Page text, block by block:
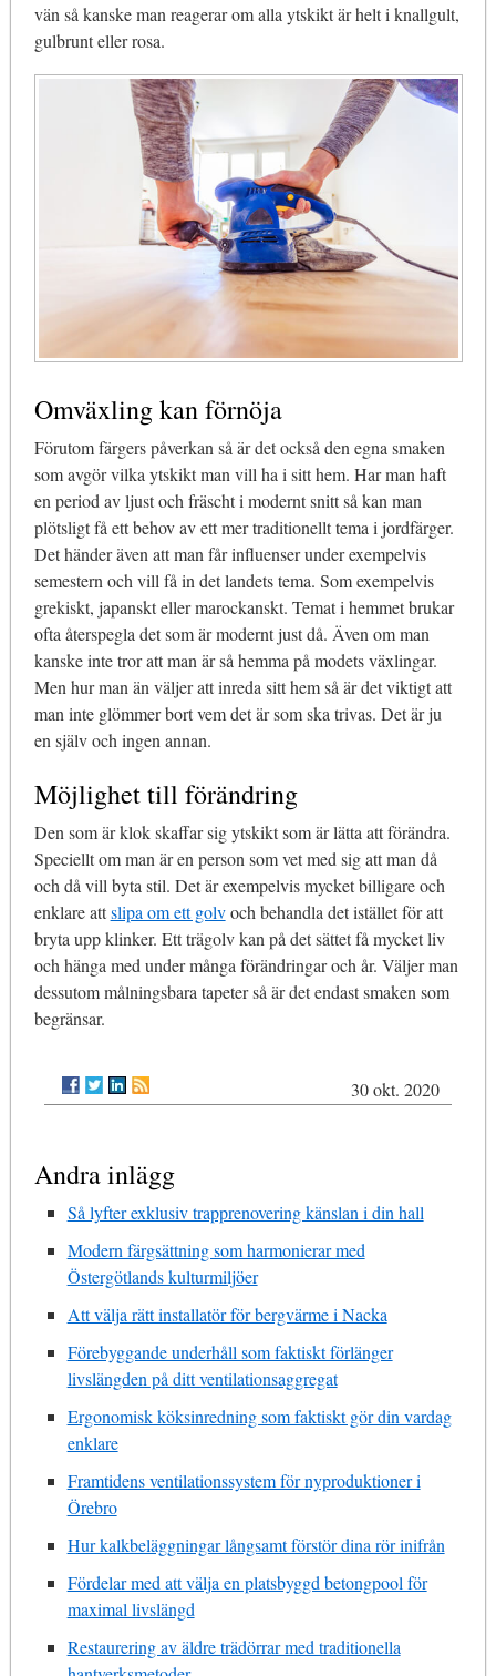
vän så kanske man reagerar om alla ytskikt är helt i knallgult,
gulbrunt eller rosa.
Omväxling kan förnöja
Förutom färgers påverkan så är det också den egna smaken
som avgör vilka ytskikt man vill ha i sitt hem. Har man haft
en period av ljust och fräscht i modernt snitt så kan man
plötsligt få ett behov av ett mer traditionellt tema i jordfärger.
Det händer även att man får influenser under exempelvis
semestern och vill få in det landets tema. Som exempelvis
grekiskt, japanskt eller marockanskt. Temat i hemmet brukar
ofta återspegla det som är modernt just då. Även om man
kanske inte tror att man är så hemma på modets växlingar.
Men hur man än väljer att inreda sitt hem så är det viktigt att
man inte glömmer bort vem det är som ska trivas. Det är ju
en själv och ingen annan.
Möjlighet till förändring
Den som är klok skaffar sig ytskikt som är lätta att förändra.
Speciellt om man är en person som vet med sig att man då
och då vill byta stil. Det är exempelvis mycket billigare och
enklare attslipa om ett golvoch behandla det istället för att
bryta upp klinker. Ett trägolv kan på det sättet få mycket liv
och hänga med under många förändringar och år. Väljer man
dessutom målningsbara tapeter så är det endast smaken som
begränsar.
30 okt. 2020
Andra inlägg
Så lyfter exklusiv trapprenovering känslan i din hall
Modern färgsättning som harmonierar med
Östergötlands kulturmiljöer
Att välja rätt installatör för bergvärme i Nacka
Förebyggande underhåll som faktiskt förlänger
livslängden på ditt ventilationsaggregat
Ergonomisk köksinredning som faktiskt gör din vardag
enklare
Framtidens ventilationssystem för nyproduktioner i
Örebro
Hur kalkbeläggningar långsamt förstör dina rör inifrån
Fördelar med att välja en platsbyggd betongpool för
maximal livslängd
Restaurering av äldre trädörrar med traditionella